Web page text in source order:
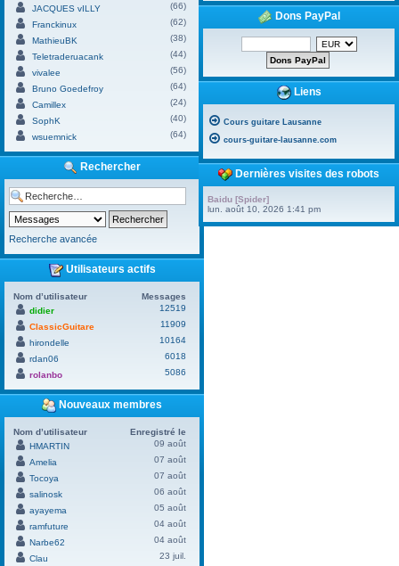
JACQUES vILLY
(66)
Franckinux
(62)
MathieuBK
(38)
Teletraderuacank
(44)
vivalee
(56)
Bruno Goedefroy
(64)
Camillex
(24)
SophK
(40)
wsuemnick
(64)
Rechercher
Recherche avancée
Utilisateurs actifs
Nom d’utilisateur
Messages
didier
12519
ClassicGuitare
11909
hirondelle
10164
rdan06
6018
rolanbo
5086
Nouveaux membres
Nom d’utilisateur
Enregistré le
HMARTIN
09 août
Amelia
07 août
Tocoya
07 août
salinosk
06 août
ayayema
05 août
ramfuture
04 août
Narbe62
04 août
Clau
23 juil.
Dons PayPal
Liens
Cours guitare Lausanne
cours-guitare-lausanne.com
Dernières visites des robots
Baidu [Spider]
lun. août 10, 2026 1:41 pm